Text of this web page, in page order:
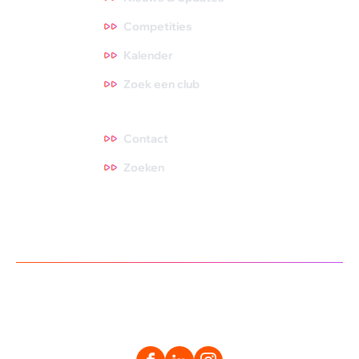
Competities
Kalender
Zoek een club
Contact
Zoeken